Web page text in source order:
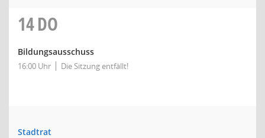
14DO
Bildungsausschuss
16:00 Uhr Die Sitzung entfällt!
Stadtrat